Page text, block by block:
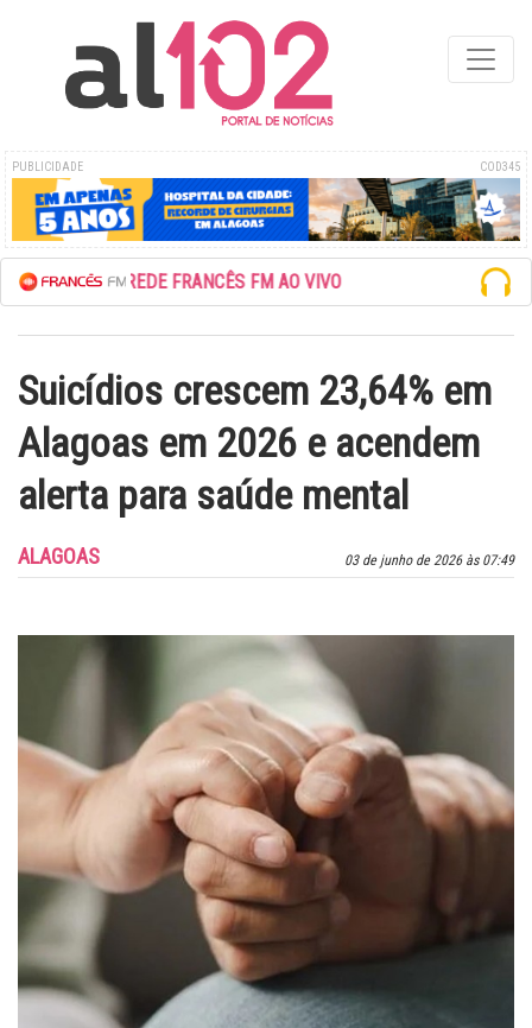
PUBLICIDADE COD345
ESCUTE A REDE FRANCÊS FM AO VIVO
Suicídios crescem 23,64% em
Alagoas em 2026 e acendem
alerta para saúde mental
03 de junho de 2026 às 07:49
ALAGOAS